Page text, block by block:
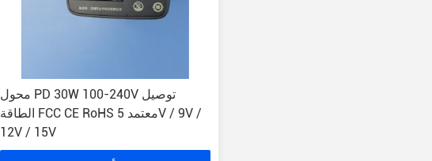
محول PD 30W 100-240V توصيل
الطاقة FCC CE RoHS معتمد 5V / 9V /
12V / 15V